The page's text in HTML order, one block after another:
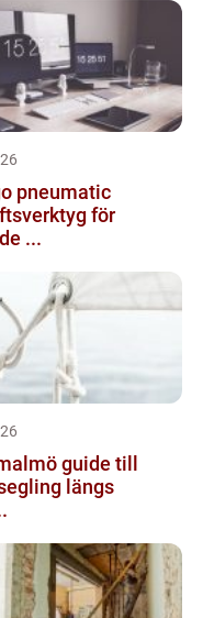
pneumatic
för
...
guide till
längs